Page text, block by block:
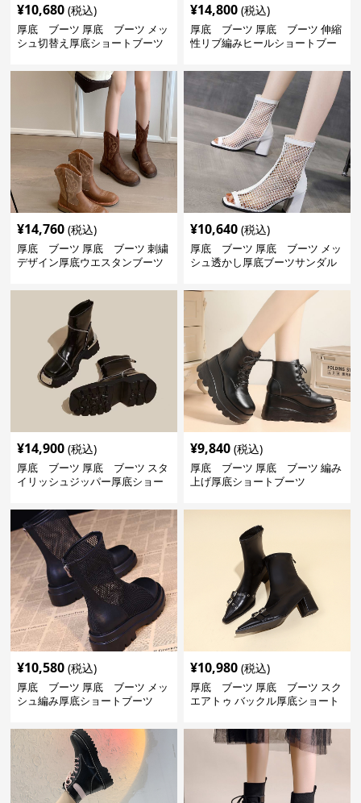
¥10,680 (税込)
厚底 ブーツ 厚底 ブーツ メッ
シュ切替え厚底ショートブーツ
¥14,800 (税込)
厚底 ブーツ 厚底 ブーツ 伸縮
性リブ編みヒールショートブー
¥14,760 (税込)
厚底 ブーツ 厚底 ブーツ 刺繍
デザイン厚底ウエスタンブーツ
¥10,640 (税込)
厚底 ブーツ 厚底 ブーツ メッ
シュ透かし厚底ブーツサンダル
¥14,900 (税込)
厚底 ブーツ 厚底 ブーツ スタ
イリッシュジッパー厚底ショー
¥9,840 (税込)
厚底 ブーツ 厚底 ブーツ 編み
上げ厚底ショートブーツ
¥10,580 (税込)
厚底 ブーツ 厚底 ブーツ メッ
シュ編み厚底ショートブーツ
¥10,980 (税込)
厚底 ブーツ 厚底 ブーツ スク
エアトゥ バックル厚底ショート